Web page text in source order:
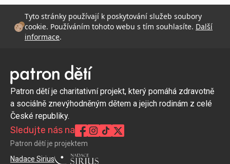
Tyto stránky používají k poskytování služeb soubory
cookie. Používáním tohoto webu s tím souhlasíte. Další
informace.
Patron dětí je charitativní projekt, který pomáhá zdravotně
a sociálně znevýhodněným dětem a jejich rodinám z celé
České republiky.
Sledujte nás na
Patron dětí je projektem
Nadace Sirius